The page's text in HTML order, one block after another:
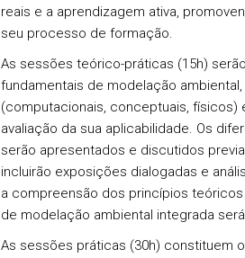
reais e a aprendizagem ativa,
seu processo de formação.
As sessões teórico-práticas (15h)
fundamentais de modelação
(computacionais, conceptuais,
avaliação da sua aplicabilidade. Os
serão apresentados e discutidos
incluirão exposições dialogadas e
a compreensão dos princípios
de modelação ambiental integrada
As sessões práticas (30h) constituem